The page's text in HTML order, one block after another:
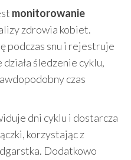
monitorowanie
zdrowia kobiet.
podczas snu i rejestruje
śledzenie cyklu,
czas
dni cyklu i dostarcza
korzystając z
Dodatkowo